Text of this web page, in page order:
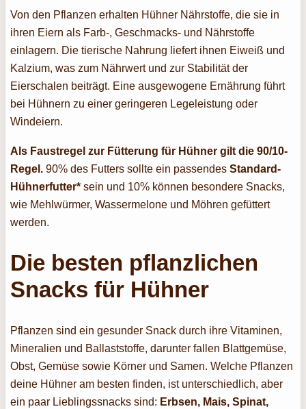
Von den Pflanzen erhalten Hühner Nährstoffe, die sie in
ihren Eiern als Farb-, Geschmacks- und Nährstoffe
einlagern. Die tierische Nahrung liefert ihnen Eiweiß und
Kalzium, was zum Nährwert und zur Stabilität der
Eierschalen beiträgt. Eine ausgewogene Ernährung führt
bei Hühnern zu einer geringeren Legeleistung oder
Windeiern.
Als Faustregel zur Fütterung für Hühner gilt die 90/10-
Regel.90% des Futters sollte ein passendesStandard-
Hühnerfutter*sein und 10% können besondere Snacks,
wie Mehlwürmer, Wassermelone und Möhren gefüttert
werden.
Die besten pflanzlichen
Snacks für Hühner
Pflanzen sind ein gesunder Snack durch ihre Vitaminen,
Mineralien und Ballaststoffe, darunter fallen Blattgemüse,
Obst, Gemüse sowie Körner und Samen. Welche Pflanzen
deine Hühner am besten finden, ist unterschiedlich, aber
ein paar Lieblingssnacks sind: Erbsen, Mais, Spinat,